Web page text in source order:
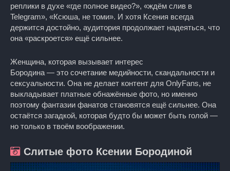
реплики в духе «где полное видео?», «ждём слив в
Telegram», «Ксюша, не томи». И хотя Ксения всегда
держится достойно, аудитория продолжает надеяться, что
она «раскроется» ещё сильнее.
Женщина, которая вызывает интерес
Бородина — это сочетание медийности, скандальности и
сексуальности. Она не делает контент для OnlyFans, не
выкладывает платные обнажённые фото, но именно
поэтому фантазии фанатов становятся ещё сильнее. Она
остаётся загадкой, которая будто бы может быть голой —
но только в твоём воображении.
Слитые фото Ксении Бородиной